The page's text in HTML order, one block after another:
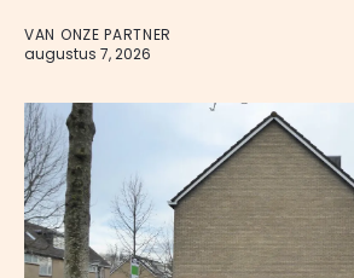
VAN ONZE PARTNER
augustus 7, 2026